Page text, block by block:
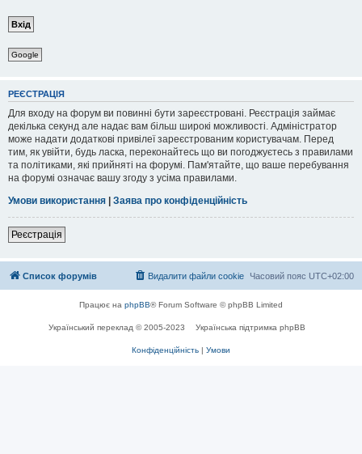
Google
РЕЄСТРАЦІЯ
Для входу на форум ви повинні бути зареєстровані. Реєстрація займає
декілька секунд але надає вам більш широкі можливості. Адміністратор
може надати додаткові привілеї зареєстрованим користувачам. Перед
тим, як увійти, будь ласка, переконайтесь що ви погоджуєтесь з правилами
та політиками, які прийняті на форумі. Пам'ятайте, що ваше перебування
на форумі означає вашу згоду з усіма правилами.
Умови використання | Заява про конфіденційність
Реєстрація
Список форумів Часовий пояс UTC+02:00
Видалити файли cookie
Працює на phpBB® Forum Software © phpBB Limited
Український переклад © 2005-2023 Українська підтримка phpBB
Конфіденційність | Умови